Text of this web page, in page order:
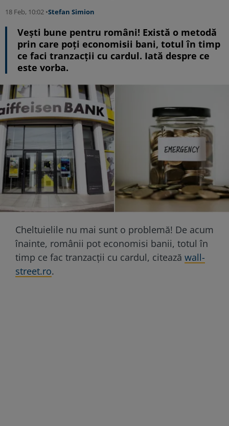
18 Feb, 10:02 •Stefan Simion
Vești bune pentru români! Există o metodă
prin care poți economisii bani, totul în timp
ce faci tranzacții cu cardul. Iată despre ce
este vorba.
Cheltuielile nu mai sunt o problemă! De acum
înainte, românii pot economisi banii, totul în
timp ce fac tranzacții cu cardul, citează wall-
street.ro.